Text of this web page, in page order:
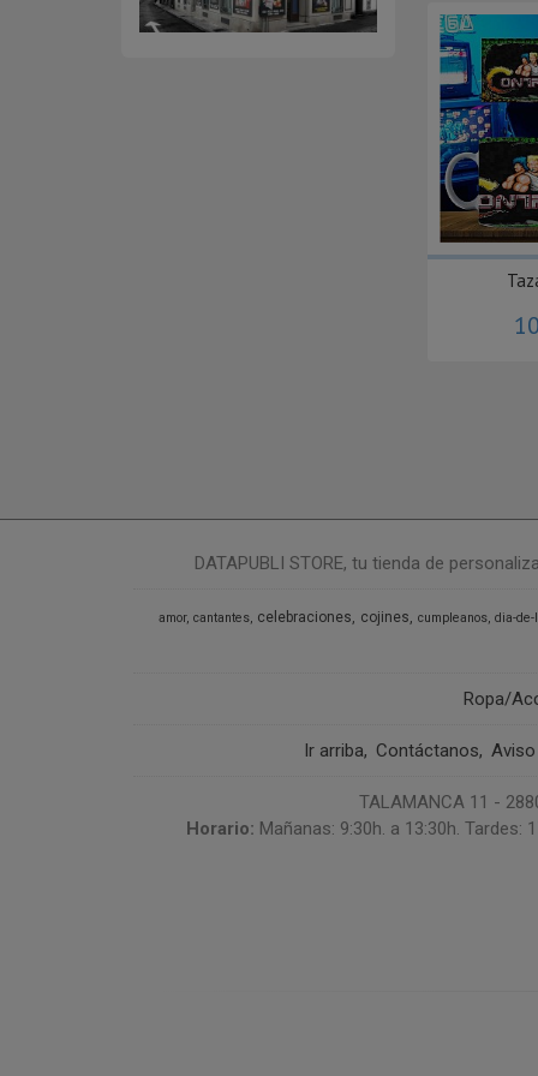
DATAPUBLI STORE, tu tienda de
amor cantantes celebraciones cojines cumpleanos dia-de-
Ropa/
Ir arriba Contáctanos Aviso
TALAMANCA 11 -
Horario: Mañanas: 9:30h. a 13:30h. Tardes: